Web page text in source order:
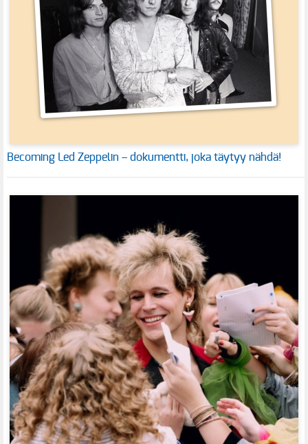
Becoming Led Zeppelin – dokumentti, joka täytyy nähdä!